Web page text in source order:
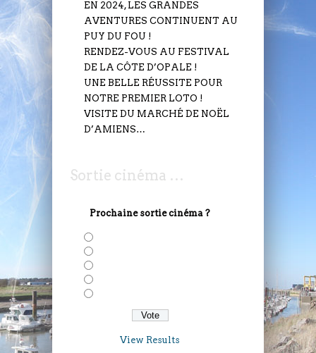
EN 2024, LES GRANDES
AVENTURES CONTINUENT AU
PUY DU FOU !
RENDEZ-VOUS AU FESTIVAL
DE LA CÔTE D’OPALE !
UNE BELLE RÉUSSITE POUR
NOTRE PREMIER LOTO !
VISITE DU MARCHÉ DE NOËL
D’AMIENS…
Sortie cinéma …
Prochaine sortie cinéma ?
View Results